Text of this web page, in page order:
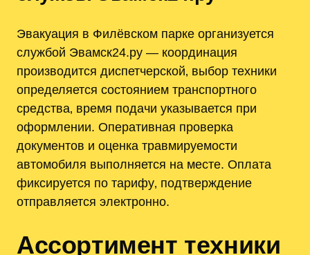
Эвакуация в Филёвском парке организуется
службой Эвамск24.ру — координация
производится диспетчерской‚ выбор техники
определяется состоянием транспортного
средства‚ время подачи указывается при
оформлении. Оперативная проверка
документов и оценка травмируемости
автомобиля выполняется на месте. Оплата
фиксируется по тарифу‚ подтверждение
отправляется электронно.
Ассортимент техники